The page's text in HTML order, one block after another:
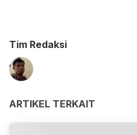
Tim Redaksi
ARTIKEL TERKAIT